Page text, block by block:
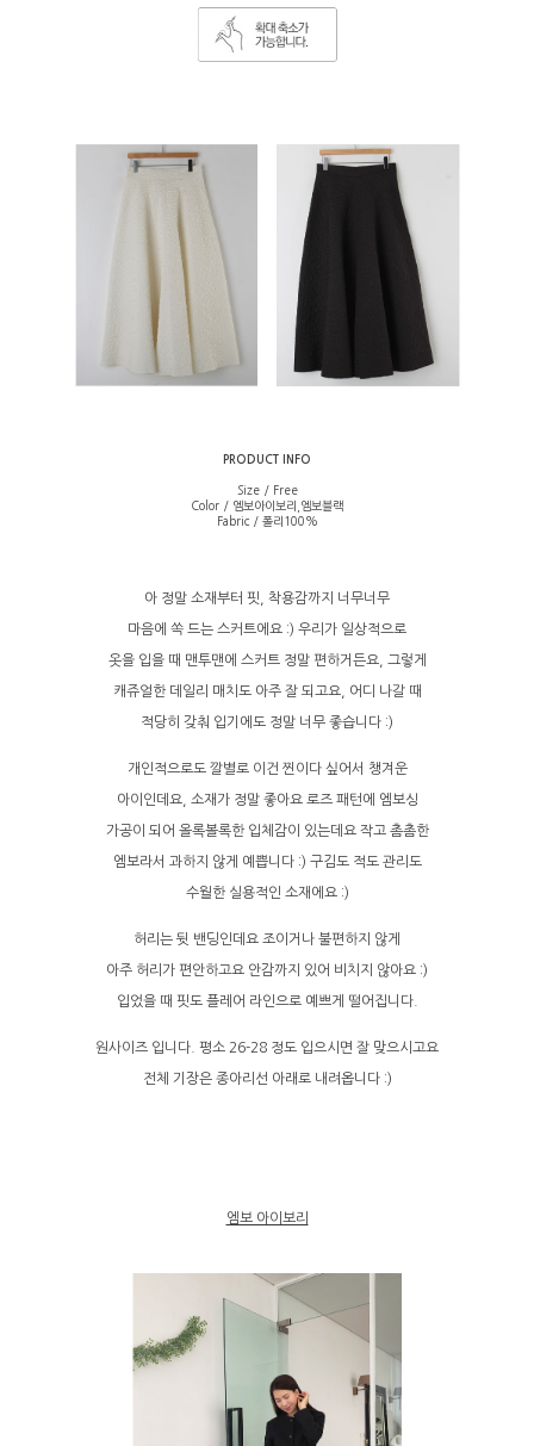
PRODUCT INFO
Size / Free
Color / 엠보아이보리,엠보블랙
Fabric / 폴리100%
아 정말 소재부터 핏, 착용감까지 너무너무
마음에 쏙 드는 스커트에요 :) 우리가 일상적으로
옷을 입을 때 맨투맨에 스커트 정말 편하거든요, 그렇게
캐쥬얼한 데일리 매치도 아주 잘 되고요, 어디 나갈 때
적당히 갖춰 입기에도 정말 너무 좋습니다 :)
개인적으로도 깔별로 이건 찐이다 싶어서 챙겨운
아이인데요, 소재가 정말 좋아요 로즈 패턴에 엠보싱
가공이 되어 올록볼록한 입체감이 있는데요 작고 촘촘한
엠보라서 과하지 않게 예쁩니다 :) 구김도 적도 관리도
수월한 실용적인 소재에요 :)
허리는 뒷 밴딩인데요 조이거나 불편하지 않게
아주 허리가 편안하고요 안감까지 있어 비치지 않아요 :)
입었을 때 핏도 플레어 라인으로 예쁘게 떨어집니다.
원사이즈 입니다. 평소 26-28 정도 입으시면 잘 맞으시고요
전체 기장은 종아리선 아래로 내려옵니다 :)
엠보 아이보리